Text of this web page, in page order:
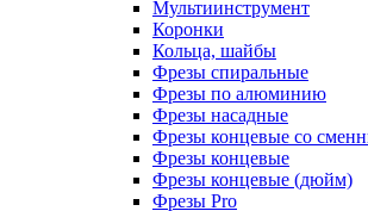
Мультиинструмент
Коронки
Кольца, шайбы
Фрезы спиральные
Фрезы по алюминию
Фрезы насадные
Фрезы концевые со
Фрезы концевые
Фрезы концевые (дюйм)
Фрезы Pro